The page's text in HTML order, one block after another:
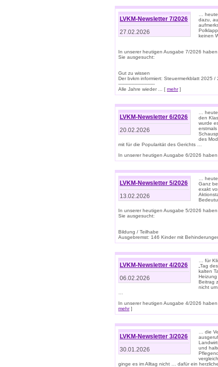
LVKM-Newsletter 7/2026
27.02.2026
…
dazu,
keinen
In unserer heutigen Ausgabe 7/2026
Sie ausgesucht:
Gut zu wissen
Der bvkm informiert: Steuermerkblatt 2025 /
-------------------------
Alle Jahre wieder ... [ mehr]
LVKM-Newsletter 6/2026
20.02.2026
…
den
wurde
des
mit für die Popularität des Gerichts …
In unserer heutigen Ausgabe 6/2026
LVKM-Newsletter 5/2026
13.02.2026
…
Ganz
exakt
In unserer heutigen Ausgabe 5/2026
Sie ausgesucht:
Bildung / Teilhabe
Ausgebremst: 146 Kinder mit
LVKM-Newsletter 4/2026
06.02.2026
… für
„Tag
kalten
Beitrag
nicht
In unserer heutigen Ausgabe 4/2026
mehr]
LVKM-Newsletter 3/2026
30.01.2026
… die
und
ginge es im Alltag nicht … dafür ein